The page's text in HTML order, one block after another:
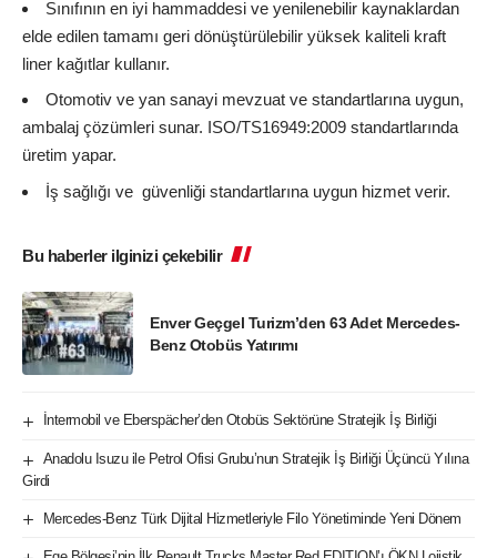
Sınıfının en iyi hammaddesi ve yenilenebilir kaynaklardan
elde edilen tamamı geri dönüştürülebilir yüksek kaliteli kraft
liner kağıtlar kullanır.
Otomotiv ve yan sanayi mevzuat ve standartlarına uygun,
ambalaj çözümleri sunar. ISO/TS16949:2009 standartlarında
üretim yapar.
İş sağlığı ve güvenliği standartlarına uygun hizmet verir.
Bu haberler ilginizi çekebilir
Enver Geçgel Turizm’den 63 Adet Mercedes-
Benz Otobüs Yatırımı
İntermobil ve Eberspächer’den Otobüs Sektörüne Stratejik İş Birliği
Anadolu Isuzu ile Petrol Ofisi Grubu’nun Stratejik İş Birliği Üçüncü Yılına
Girdi
Mercedes-Benz Türk Dijital Hizmetleriyle Filo Yönetiminde Yeni Dönem